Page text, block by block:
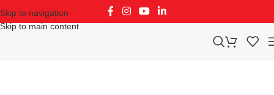
Skip to navigation
Skip to main content